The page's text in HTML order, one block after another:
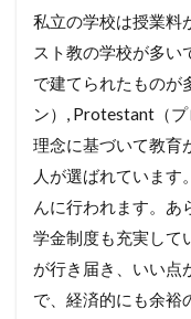
私立の学校は授業料
スト教の学校が多い
で建てられたものが
ン）, Protestant（
理念に基づいて教育
人が選ばれています
んに行われます。あ
学金制度も充実して
が行き届き、いい点
で、経済的にも余裕